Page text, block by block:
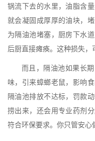
锅流下去的水里，油脂含
就会凝固成厚厚的油块，
为隔油池堵塞，厨房下水
后厨直接瘫痪。这种损失，
而且，隔油池如果长
味，引来蟑螂老鼠，影响
隔油池排放不达标，罚款
捞出来，还会用专业药剂
符合环保要求。你只管安心